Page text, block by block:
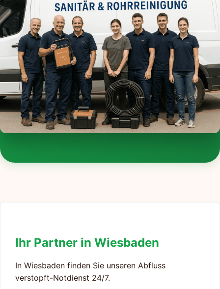
Ihr Partner in Wiesbaden
In Wiesbaden finden Sie unseren Abfluss
verstopft-Notdienst 24/7.